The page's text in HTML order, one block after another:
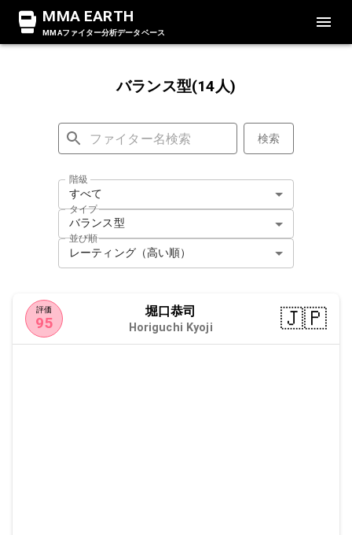
MMA EARTH
MMAファイター分析データベース
バランス型(14人)
検索
階級
すべて
タイプ
バランス型
並び順
レーティング（高い順）
評価
95
堀口恭司
Horiguchi Kyoji 🇯🇵